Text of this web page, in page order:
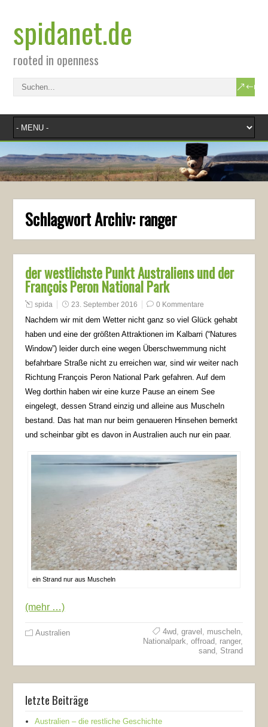
spidanet.de
rooted in openness
Schlagwort Archiv: ranger
der westlichste Punkt Australiens und der
François Peron National Park
spida 23. September 2016 0 Kommentare
Nachdem wir mit dem Wetter nicht ganz so viel Glück gehabt
haben und eine der größten Attraktionen im Kalbarri (“Natures
Window”) leider durch eine wegen Überschwemmung nicht
befahrbare Straße nicht zu erreichen war, sind wir weiter nach
Richtung François Peron National Park gefahren. Auf dem
Weg dorthin haben wir eine kurze Pause an einem See
eingelegt, dessen Strand einzig und alleine aus Muscheln
bestand. Das hat man nur beim genaueren Hinsehen bemerkt
und scheinbar gibt es davon in Australien auch nur ein paar.
ein Strand nur aus Muscheln
(mehr …)
Australien 4wd gravel muscheln,
Nationalpark offroad ranger,
sand
Strand
letzte Beiträge
Australien – die restliche Geschichte